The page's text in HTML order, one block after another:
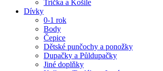
Trička a Košile
Dívky
0-1 rok
Body
Čepice
Dětské punčochy a ponožky
Dupačky a Půldupačky
Jiné doplňky